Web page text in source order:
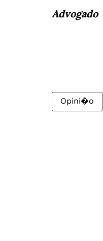
Advogado
Opini�o